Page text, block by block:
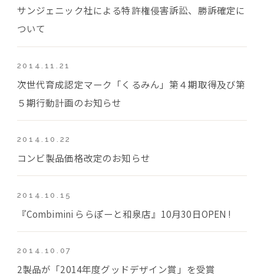
サンジェニック社による特許権侵害訴訟、勝訴確定に
ついて
2014.11.21
次世代育成認定マーク「くるみん」第４期取得及び第
５期行動計画のお知らせ
2014.10.22
コンビ製品価格改定のお知らせ
2014.10.15
『Combimini ららぽーと和泉店』10月30日OPEN !
2014.10.07
2製品が「2014年度グッドデザイン賞」を受賞